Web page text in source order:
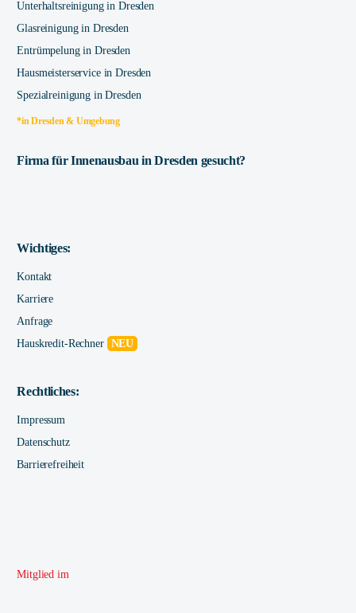
Unterhaltsreinigung in Dresden
Glasreinigung in Dresden
Entrümpelung in Dresden
Hausmeisterservice in Dresden
Spezialreinigung in Dresden
*in Dresden & Umgebung
Firma für Innenausbau in Dresden gesucht?
Wichtiges:
Kontakt
Karriere
Anfrage
Hauskredit-Rechner NEU
Rechtliches:
Impressum
Datenschutz
Barrierefreiheit
Mitglied im